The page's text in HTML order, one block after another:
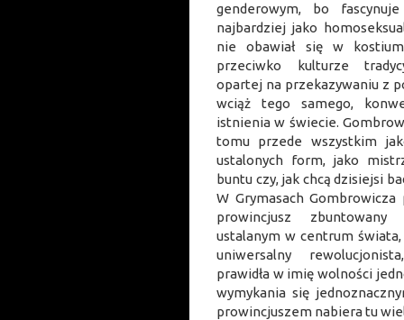
genderowym, bo
najbardziej jako
nie obawiał się w
przeciwko kulturze
opartej na przekazywaniu z
wciąż tego samego,
istnienia w świecie.
tomu przede wszystkim
ustalonych form, jako
buntu czy, jak chcą
W Grymasach
prowincjusz zbuntowany
ustalanym w centrum
uniwersalny
prawidła w imię wolności
wymykania się
prowincjuszem nabiera tu